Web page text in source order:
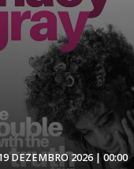
DEZEMBRO 2026 | 00:00